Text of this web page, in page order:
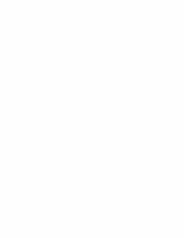
。
るベタつきを徹底して排
ンドロゴ刺繍がスイングの
す。
昇華させ、コース上での